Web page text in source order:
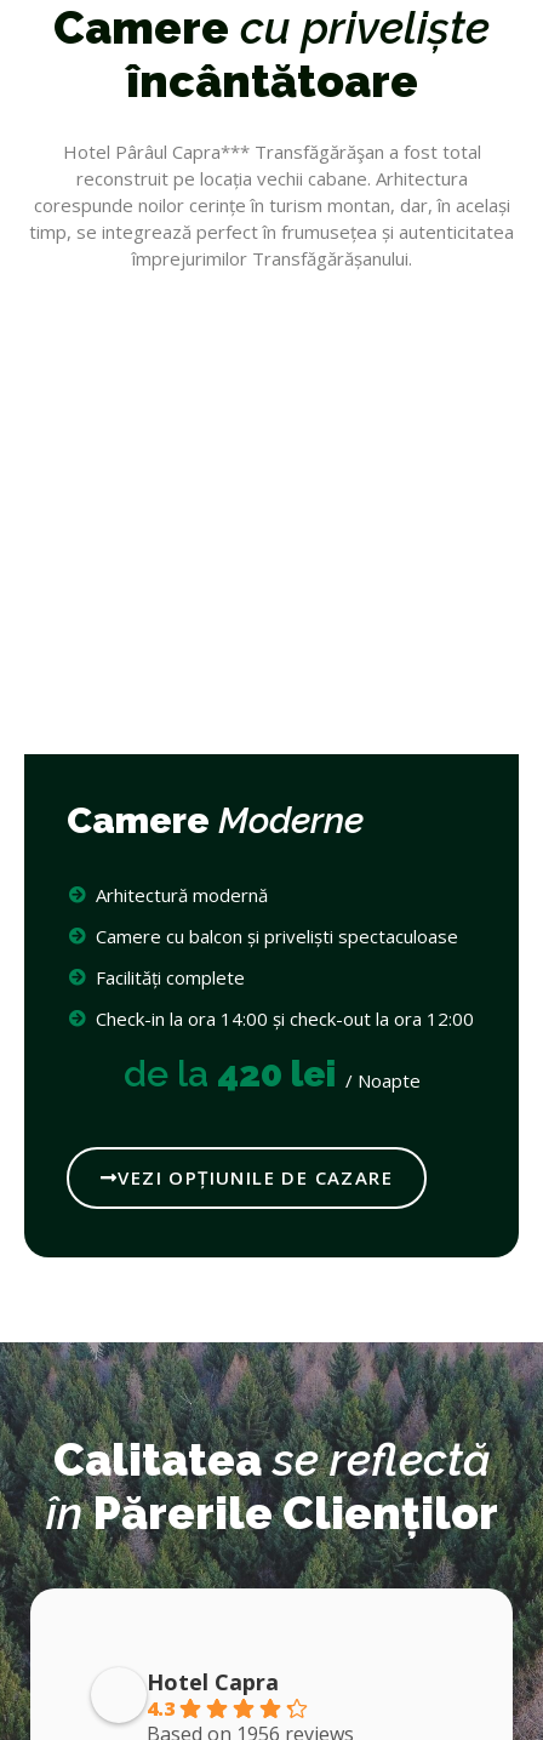
Camere cu priveliște
încântătoare
Hotel Pârâul Capra*** Transfăgărăşan a fost total
reconstruit pe locația vechii cabane. Arhitectura
corespunde noilor cerințe în turism montan, dar, în același
timp, se integrează perfect în frumusețea și autenticitatea
împrejurimilor Transfăgărășanului.
Camere Moderne
Arhitectură modernă
Camere cu balcon și priveliști spectaculoase
Facilități complete
Check-in la ora 14:00 și check-out la ora 12:00
de la 420 lei / Noapte
VEZI OPȚIUNILE DE CAZARE
Calitatea se reflectă
în Părerile Clienților
Hotel Capra
4.3
Based on 1956 reviews